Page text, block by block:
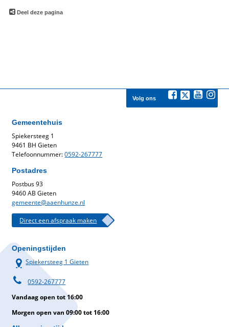
Deel deze pagina
Volg ons
Gemeentehuis
Spiekersteeg 1
9461 BH Gieten
Telefoonnummer:0592-267777
Postadres
Postbus 93
9460 AB Gieten
gemeente@aaenhunze.nl
Direct een afspraak maken
Openingstijden
Spiekersteeg 1 Gieten
0592-267777
Vandaag open tot 16:00
Morgen open van 09:00 tot 16:00